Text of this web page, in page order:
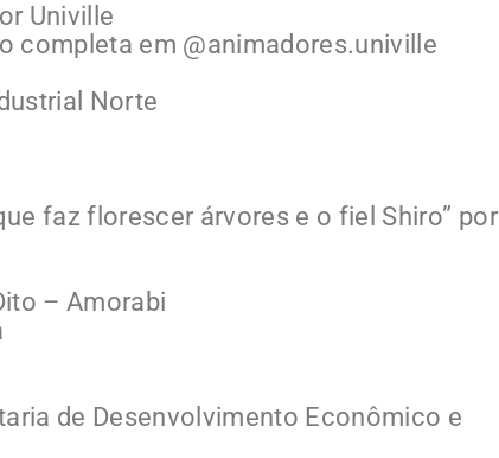
Univille
completa em @animadores.univille
Norte
faz florescer árvores e o fiel Shiro” por
– Amorabi
de Desenvolvimento Econômico e